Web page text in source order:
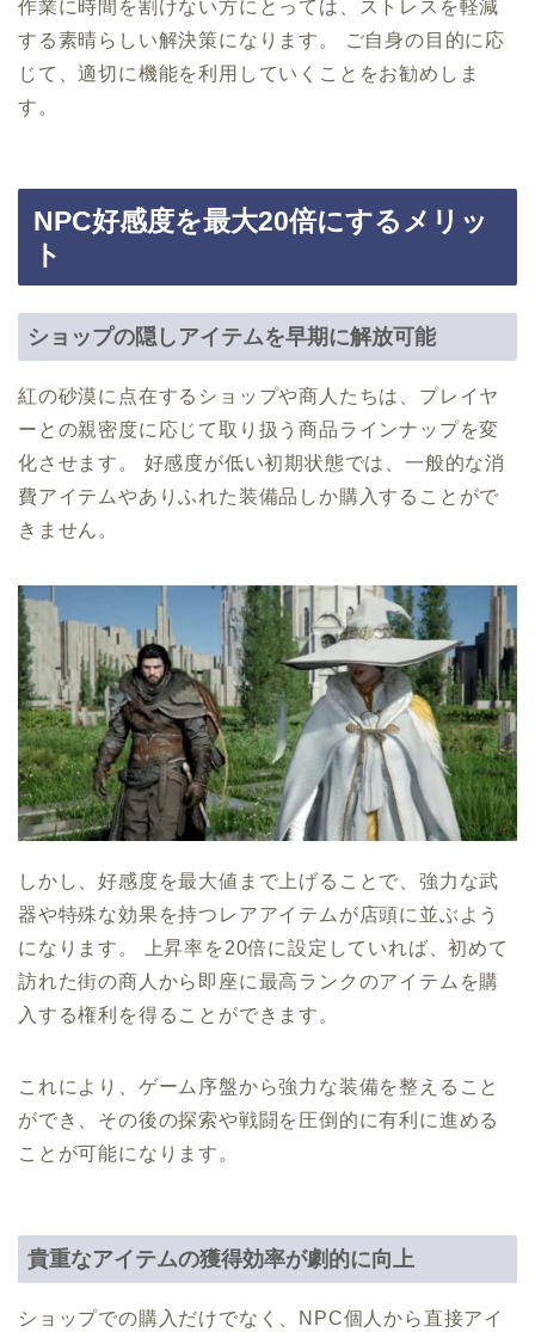
作業に時間を割けない方にとっては、ストレスを軽減
する素晴らしい解決策になります。 ご自身の目的に応
じて、適切に機能を利用していくことをお勧めしま
す。
NPC好感度を最大20倍にするメリッ
ト
ショップの隠しアイテムを早期に解放可能
紅の砂漠に点在するショップや商人たちは、プレイヤ
ーとの親密度に応じて取り扱う商品ラインナップを変
化させます。 好感度が低い初期状態では、一般的な消
費アイテムやありふれた装備品しか購入することがで
きません。
しかし、好感度を最大値まで上げることで、強力な武
器や特殊な効果を持つレアアイテムが店頭に並ぶよう
になります。 上昇率を20倍に設定していれば、初めて
訪れた街の商人から即座に最高ランクのアイテムを購
入する権利を得ることができます。
これにより、ゲーム序盤から強力な装備を整えること
ができ、その後の探索や戦闘を圧倒的に有利に進める
ことが可能になります。
貴重なアイテムの獲得効率が劇的に向上
ショップでの購入だけでなく、NPC個人から直接アイ